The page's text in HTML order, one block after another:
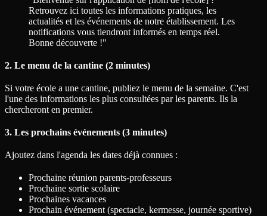
Retrouvez ici toutes les informations pratiques, les
actualités et les événements de notre établissement. Les
notifications vous tiendront informés en temps réel.
Bonne découverte !"
2. Le menu de la cantine (2 minutes)
Si votre école a une cantine, publiez le menu de la semaine. C'est
l'une des informations les plus consultées par les parents. Ils la
chercheront en premier.
3. Les prochains événements (3 minutes)
Ajoutez dans l'agenda les dates déjà connues :
Prochaine réunion parents-professeurs
Prochaine sortie scolaire
Prochaines vacances
Prochain événement (spectacle, kermesse, journée sportive)